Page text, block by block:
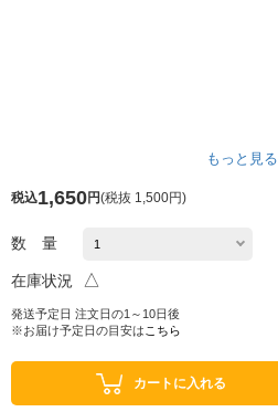
もっと見る
税込1,650円(税抜 1,500円)
数 量
在庫状況 △
発送予定日 注文日の1～10日後
※お届け予定日の目安はこちら
カートに入れる